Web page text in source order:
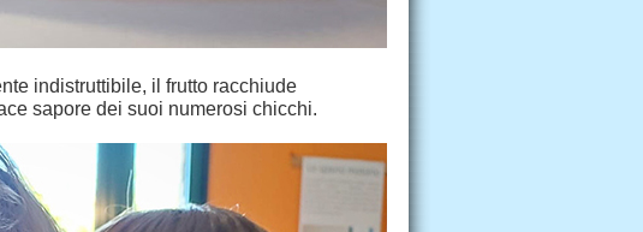
indistruttibile, il frutto racchiude
sapore dei suoi numerosi chicchi.